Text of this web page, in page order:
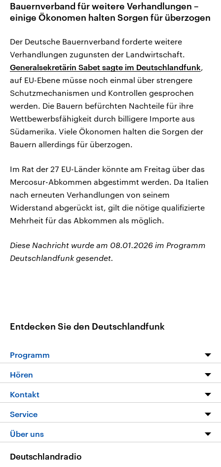
Bauernverband für weitere Verhandlungen –
einige Ökonomen halten Sorgen für überzogen
Der Deutsche Bauernverband forderte weitere
Verhandlungen zugunsten der Landwirtschaft.
Generalsekretärin Sabet sagte im Deutschlandfunk,
auf EU-Ebene müsse noch einmal über strengere
Schutzmechanismen und Kontrollen gesprochen
werden. Die Bauern befürchten Nachteile für ihre
Wettbewerbsfähigkeit durch billigere Importe aus
Südamerika. Viele Ökonomen halten die Sorgen der
Bauern allerdings für überzogen.
Im Rat der 27 EU-Länder könnte am Freitag über das
Mercosur-Abkommen abgestimmt werden. Da Italien
nach erneuten Verhandlungen von seinem
Widerstand abgerückt ist, gilt die nötige qualifizierte
Mehrheit für das Abkommen als möglich.
Diese Nachricht wurde am 08.01.2026 im Programm
Deutschlandfunk gesendet.
Entdecken Sie den Deutschlandfunk
Programm
Programm
Die Nachrichten
Nachrichtenleicht
Neue Beiträge auf dlf.de
Hören
Livestream
Podcasts
Deutschlandfunk App
Nachrichten App
Kontakt
Hörerservice
Service
FAQ
Veranstaltungen
Über uns
Deutschlandradio